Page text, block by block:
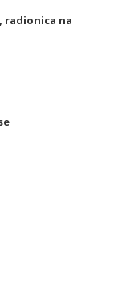
radionica na